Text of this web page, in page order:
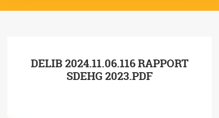
qui présente la ville,
programmation
culturelle, la vie
DELIB 2024.11.06.116 RAPPORT
SDEHG 2023.PDF